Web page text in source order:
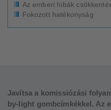
Az emberi hibák
Fokozott hatékonyság
Javítsa a komissiózási
by-light gombcímkékkel. Az